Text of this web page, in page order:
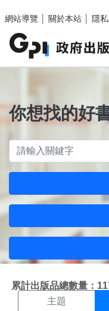
網站導覽
關於本站 隱
你想找的好
累計出版品總數量：
施政搜尋
主題